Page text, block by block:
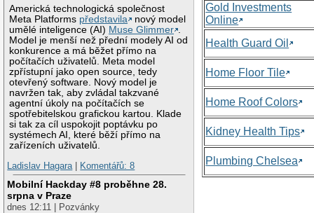
Americká technologická společnost
Meta Platforms představila
nový model
umělé inteligence (AI) Muse Glimmer
Model je menší než přední modely AI od
konkurence a má běžet přímo na
počítačích uživatelů. Meta model
zpřístupní jako open source, tedy
otevřený software. Nový model je
navržen tak, aby zvládal takzvané
agentní úkoly na počítačích se
spotřebitelskou grafickou kartou. Klade
si tak za cíl uspokojit poptávku po
systémech AI, které běží přímo na
zařízeních uživatelů.
Ladislav Hagara| Komentářů: 8
Mobilní Hackday #8 proběhne 28.
srpna v Praze
dnes 12:11 | Pozvánky
Gold Investments
Online
Health Guard Oil
Home Floor Tile
Home Roof Colors
Kidney Health Tips
Plumbing Chelsea